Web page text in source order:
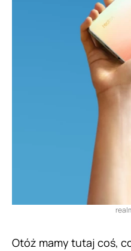
Otóż mamy tutaj coś,